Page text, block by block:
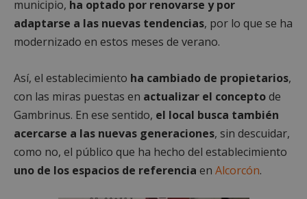
municipio, ha optado por renovarse y por
adaptarse a las nuevas tendencias, por lo que se ha
modernizado en estos meses de verano.
Así, el establecimiento ha cambiado de propietarios,
con las miras puestas en actualizar el conceptode
Gambrinus. En ese sentido, el local busca también
acercarse a las nuevas generaciones, sin descuidar,
como no, el público que ha hecho del establecimiento
uno de los espacios de referencia en Alcorcón.